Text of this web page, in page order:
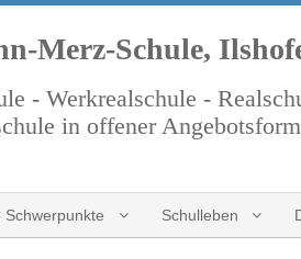
Merz-Schule,
- Werkrealschule -
in offener Angebotsform
Schwerpunkte Schulleben